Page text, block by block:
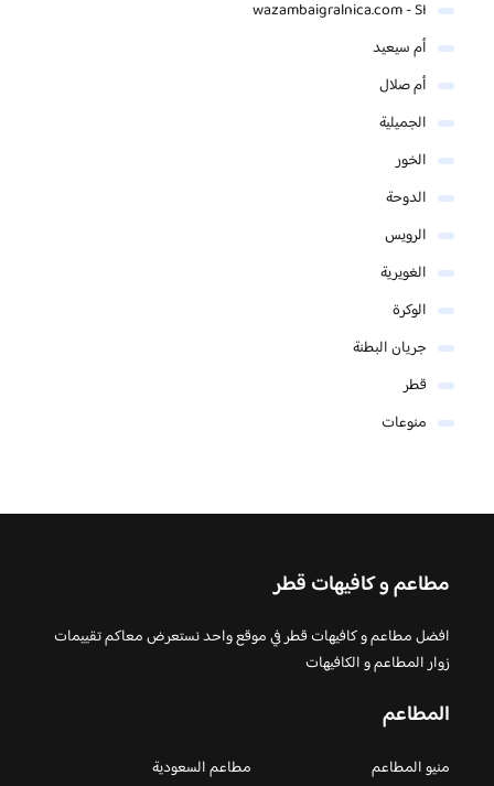
wazambaigralnica.com - SI
أم سيعيد
أم صلال
الجميلية
الخور
الدوحة
الرويس
الغويرية
الوكرة
جريان البطنة
قطر
منوعات
مطاعم و كافيهات قطر
افضل مطاعم و كافيهات قطر في موقع واحد نستعرض معاكم تقييمات
زوار المطاعم و الكافيهات
المطاعم
منيو المطاعم
مطاعم السعودية